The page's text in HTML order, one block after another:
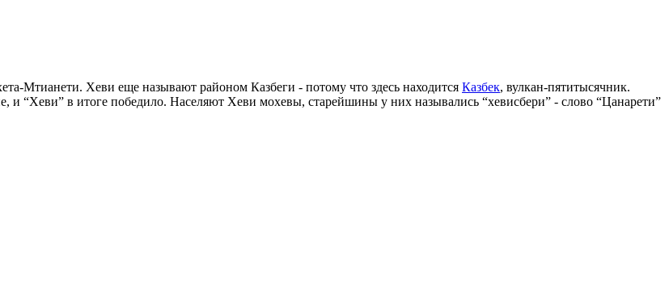
Мтианети. Хеви еще называют районом Казбеги - потому что здесь находится Казбек, вулкан-пятитысячник.
и “Хеви” в итоге победило. Населяют Хеви мохевы, старейшины у них назывались “хевисбери” - слово “Цанарети”